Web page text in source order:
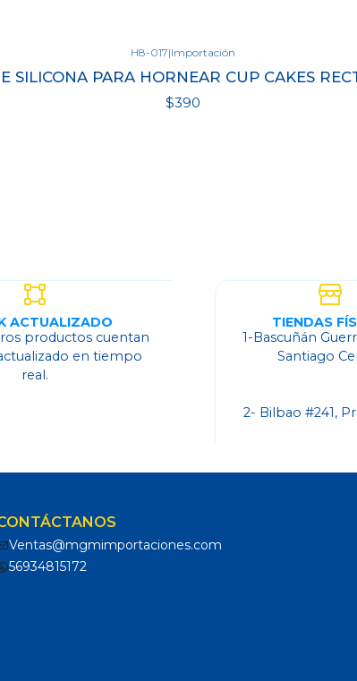
H8-017|Importación
SILICONA PARA HORNEAR CUP CAKES
$390
ACTUALIZADO
productos cuentan
en tiempo
real.
TIENDAS
1-Bascuñán
Santiago
2- Bilbao #241,
Ventas@mgmimportaciones.com
56934815172